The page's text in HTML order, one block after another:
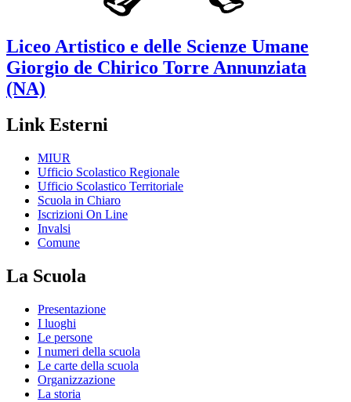
Liceo Artistico e delle Scienze Umane
Giorgio de Chirico Torre Annunziata
(NA)
Link Esterni
MIUR
Ufficio Scolastico Regionale
Ufficio Scolastico Territoriale
Scuola in Chiaro
Iscrizioni On Line
Invalsi
Comune
La Scuola
Presentazione
I luoghi
Le persone
I numeri della scuola
Le carte della scuola
Organizzazione
La storia